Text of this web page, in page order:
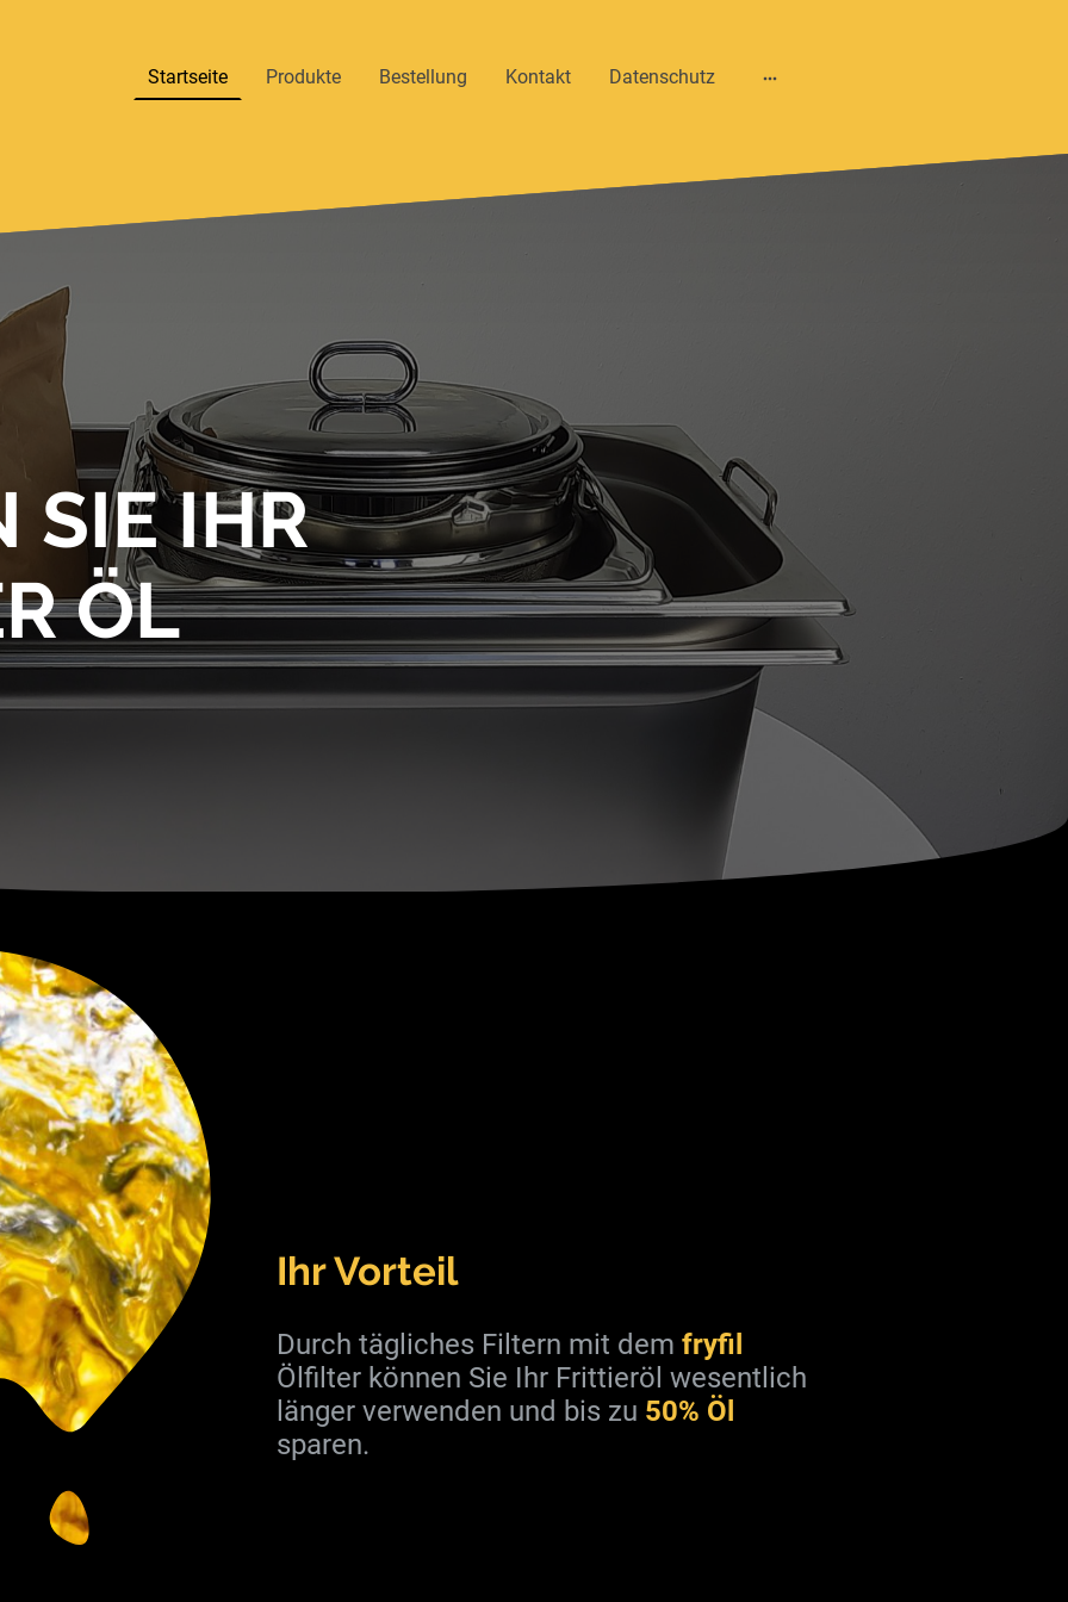
Startseite Produkte Bestellung Kontakt Datenschutz
SIE IHR
ÖL
Ihr Vorteil
Durch tägliches Filtern mit dem fryfil
Ölfilter können Sie Ihr Frittieröl wesentlich
länger verwenden und bis zu 50% Öl
sparen.